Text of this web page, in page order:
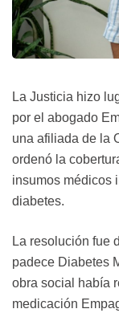
La Justicia hizo
por el abogado
una afiliada de la
ordenó la
insumos médicos
diabetes.
La resolución fue
padece Diabetes
obra social había
medicación